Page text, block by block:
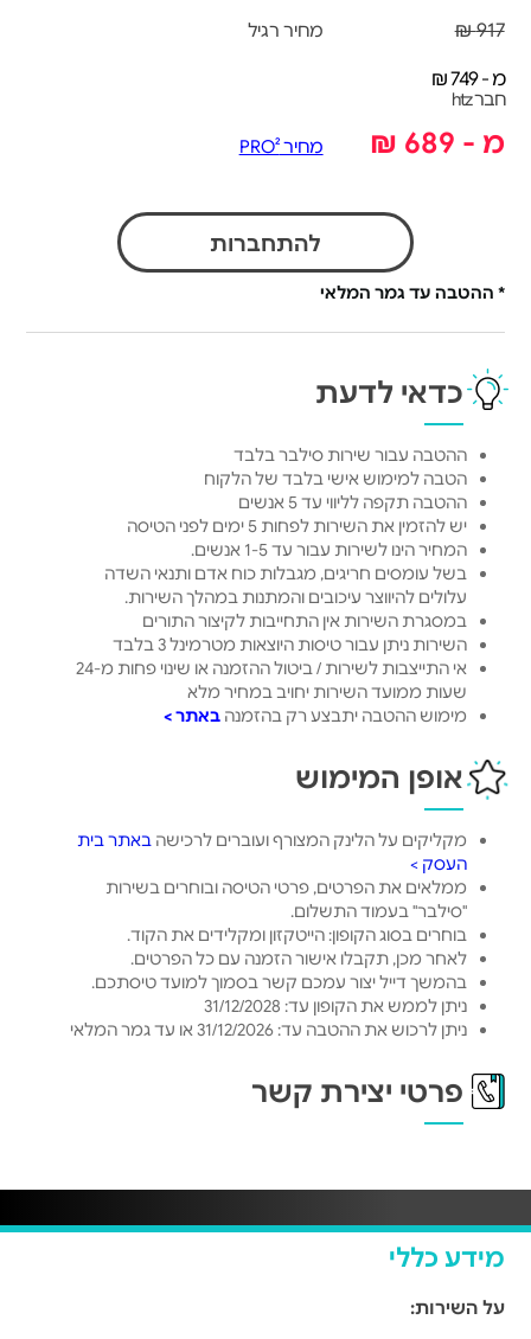
917 ₪ מחיר רגיל
מ - 749 ₪
חבר htz
מ - 689 ₪ מחיר PRO²
להתחברות
* ההטבה עד גמר המלאי
כדאי לדעת
ההטבה עבור שירות סילבר בלבד
הטבה למימוש אישי בלבד של הלקוח
ההטבה תקפה לליווי עד 5 אנשים
יש להזמין את השירות לפחות 5 ימים לפני הטיסה
המחיר הינו לשירות עבור עד 1-5 אנשים.
בשל עומסים חריגים, מגבלות כוח אדם ותנאי השדה
עלולים להיווצר עיכובים והמתנות במהלך השירות.
במסגרת השירות אין התחייבות לקיצור התורים
השירות ניתן עבור טיסות היוצאות מטרמינל 3 בלבד
אי התייצבות לשירות / ביטול ההזמנה או שינוי פחות מ-24
שעות ממועד השירות יחויב במחיר מלא
מימוש ההטבה יתבצע רק בהזמנהבאתר >
אופן המימוש
מקליקים על הלינק המצורף ועוברים לרכישהבאתר בית
העסק >
ממלאים את הפרטים, פרטי הטיסה ובוחרים בשירות
"סילבר" בעמוד התשלום.
בוחרים בסוג הקופון: הייטקזון ומקלידים את הקוד.
לאחר מכן, תקבלו אישור הזמנה עם כל הפרטים.
בהמשך דייל יצור עמכם קשר בסמוך למועד טיסתכם.
ניתן לממש את הקופון עד: 31/12/2028
ניתן לרכוש את ההטבה עד: 31/12/2026 או עד גמר המלאי
פרטי יצירת קשר
מידע כללי
על השירות: